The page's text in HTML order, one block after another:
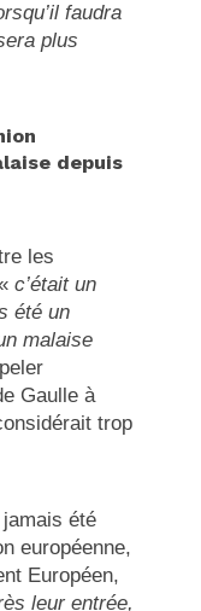
faudra
plus
depuis
les
«c’était un
été un
malaise
Gaulle à
trop
jamais été
européenne,
Européen,
leur entrée,